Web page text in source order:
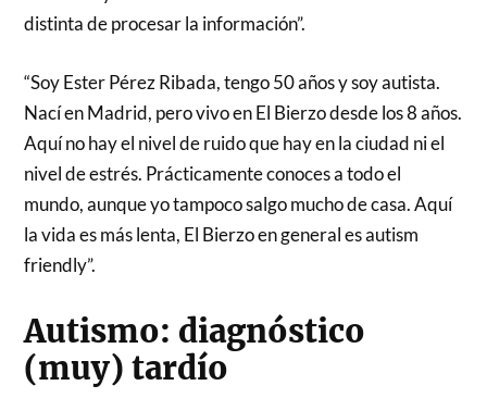
distinta de procesar la información”.
“Soy Ester Pérez Ribada, tengo 50 años y soy autista.
Nací en Madrid, pero vivo en El Bierzo desde los 8 años.
Aquí no hay el nivel de ruido que hay en la ciudad ni el
nivel de estrés. Prácticamente conoces a todo el
mundo, aunque yo tampoco salgo mucho de casa. Aquí
la vida es más lenta, El Bierzo en general es autism
friendly”.
Autismo: diagnóstico
(muy) tardío